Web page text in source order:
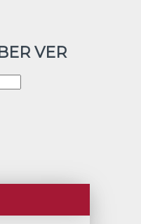
VER